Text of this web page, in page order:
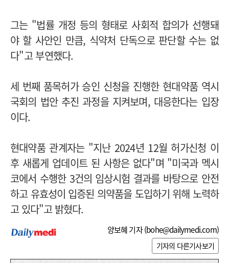
그는 "법률 개정 등의 형태로 사회적 합의가 선행돼
야 할 사안인 만큼, 식약처 단독으로 판단할 수는 없
다"고 부연했다.
세 번째 품목허가 승인 신청을 진행한 현대약품 역시
국회의 법안 추진 과정을 지켜보며, 대응한다는 입장
이다.
현대약품 관계자는 "지난 2024년 12월 허가신청 이
후 새롭게 업데이트 된 사항은 없다"며 "미국과 멕시
코에서 수행한 3건의 임상시험 결과를 바탕으로 안전
하고 유효성이 입증된 의약품을 도입하기 위해 노력하
고 있다"고 밝혔다.
양보혜 기자 (bohe@dailymedi.com)
기자의 다른기사보기